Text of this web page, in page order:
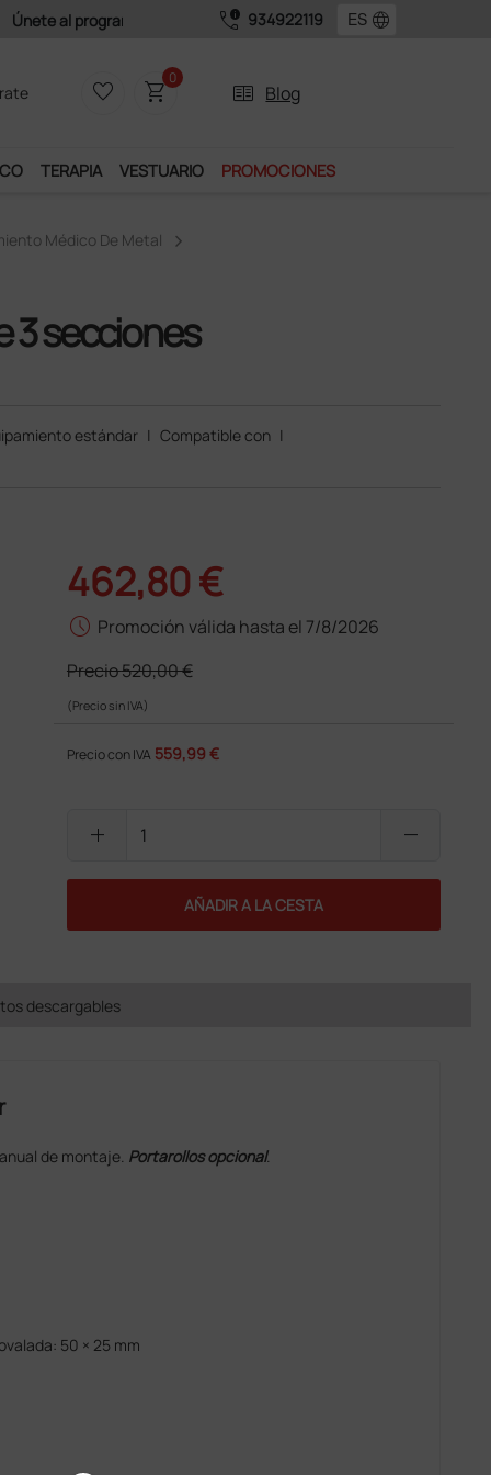
call_quality 934922119 language
favorite_border shopping_cart0
two_pager Blog
TERAPIA VESTUARIO PROMOCIONES
Médico De Metal
3 secciones
estándar | Compatible con |
462,80 €
schedule Promoción válida hasta el 7/8/2026
Precio520,00 €
(Precio sin IVA)
Precio con IVA 559,99 €
add remove
AÑADIR A LA CESTA
descargables
de montaje. Portarollosopcional.
50 × 25 mm